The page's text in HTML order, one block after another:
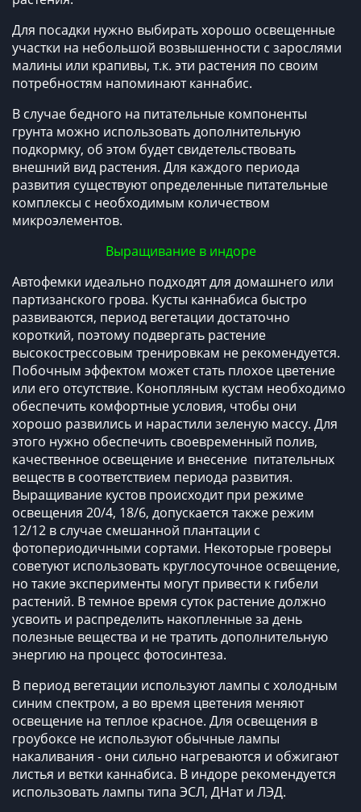
Для посадки нужно выбирать хорошо освещенные
участки на небольшой возвышенности с зарослями
малины или крапивы, т.к. эти растения по своим
потребностям напоминают каннабис.
В случае бедного на питательные компоненты
грунта можно использовать дополнительную
подкормку, об этом будет свидетельствовать
внешний вид растения. Для каждого периода
развития существуют определенные питательные
комплексы с необходимым количеством
микроэлементов.
Выращивание в индоре
Автофемки идеально подходят для домашнего или
партизанского грова. Кусты каннабиса быстро
развиваются, период вегетации достаточно
короткий, поэтому подвергать растение
высокострессовым тренировкам не рекомендуется.
Побочным эффектом может стать плохое цветение
или его отсутствие. Конопляным кустам необходимо
обеспечить комфортные условия, чтобы они
хорошо развились и нарастили зеленую массу. Для
этого нужно обеспечить своевременный полив,
качественное освещение и внесение питательных
веществ в соответствием периода развития.
Выращивание кустов происходит при режиме
освещения 20/4, 18/6, допускается также режим
12/12 в случае смешанной плантации с
фотопериодичными сортами. Некоторые гроверы
советуют использовать круглосуточное освещение,
но такие эксперименты могут привести к гибели
растений. В темное время суток растение должно
усвоить и распределить накопленные за день
полезные вещества и не тратить дополнительную
энергию на процесс фотосинтеза.
В период вегетации используют лампы с холодным
синим спектром, а во время цветения меняют
освещение на теплое красное. Для освещения в
гроубоксе не используют обычные лампы
накаливания - они сильно нагреваются и обжигают
листья и ветки каннабиса. В индоре рекомендуется
использовать лампы типа ЭСЛ, ДНат и ЛЭД.